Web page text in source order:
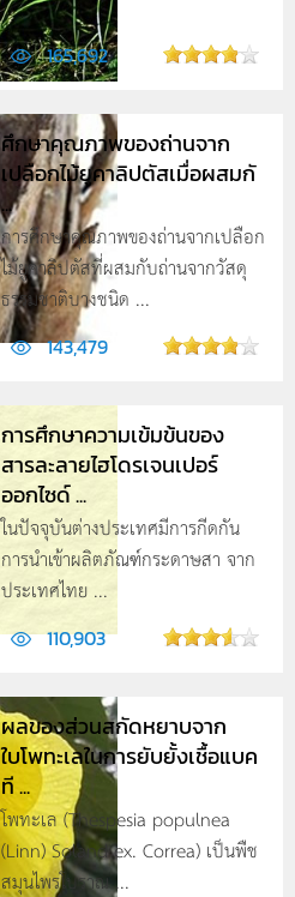
165,692
ศึกษาคุณภาพของถ่านจาก
เปลือกไม้ยูคาลิปตัสเมื่อผสมกั
...
การศึกษาคุณภาพของถ่านจากเปลือก
ไม้ยูคาลิปตัสที่ผสมกับถ่านจากวัสดุ
ธรรมชาติบางชนิด ...
143,479
การศึกษาความเข้มข้นของ
สารละลายไฮโดรเจนเปอร์
ออกไซด์ ...
ในปัจจุบันต่างประเทศมีการกีดกัน
การนำเข้าผลิตภัณฑ์กระดาษสา จาก
ประเทศไทย ...
110,903
ผลของส่วนสกัดหยาบจาก
ใบโพทะเลในการยับยั้งเชื้อแบค
ที ...
โพทะเล (Thespesia populnea
(Linn) Soland ex. Correa) เป็นพืช
สมุนไพรโบราณ ...